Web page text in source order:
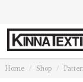
Home Shop